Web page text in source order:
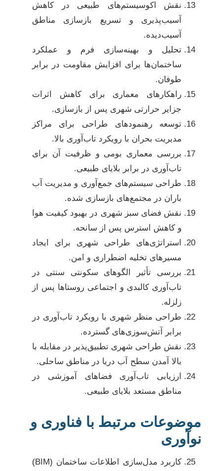
نقش اکوسیستم‌های طبیعی در کاهش
آسیب‌پذیری و تسریع بازسازی مناطق
آسیب‌دیده.
تحلیل و بهینه‌سازی فرم و عملکرد
ساختمان‌ها برای افزایش مقاومت در برابر
طوفان.
راهکارهای معماری برای کاهش اثرات
جزایر حرارتی شهری پس از بازسازی.
توسعه رهنمودهای طراحی برای مراکز
مدیریت بحران با رویکرد تاب‌آوری بالا.
بررسی معماری بومی و ظرفیت آن برای
تاب‌آوری در برابر بلایای طبیعی.
طراحی سیستم‌های جمع‌آوری و مدیریت آب
باران در مجتمع‌های بازسازی شده.
نقش فضای سبز شهری در بهبود کیفیت هوا
و کاهش استرس پس از سانحه.
استراتژی‌های طراحی شهری برای ایجاد
مسیرهای تخلیه اضطراری و امن.
بررسی تأثیر الگوهای سکونتی سنتی در
تاب‌آوری کالبدی و اجتماعی روستاها پس از
زلزله.
طراحی منظر شهری با رویکرد تاب‌آوری در
برابر آتش‌سوزی‌های گسترده.
نقش طراحی شهری تطبیق‌پذیر در مقابله با
بالا آمدن سطح آب دریا در مناطق ساحلی.
ارزیابی تاب‌آوری فضاهای آموزشی در
مناطق مستعد بلایای طبیعی.
موضوعات مرتبط با فناوری و
نوآوری
کاربرد مدل‌سازی اطلاعات ساختمان (BIM)